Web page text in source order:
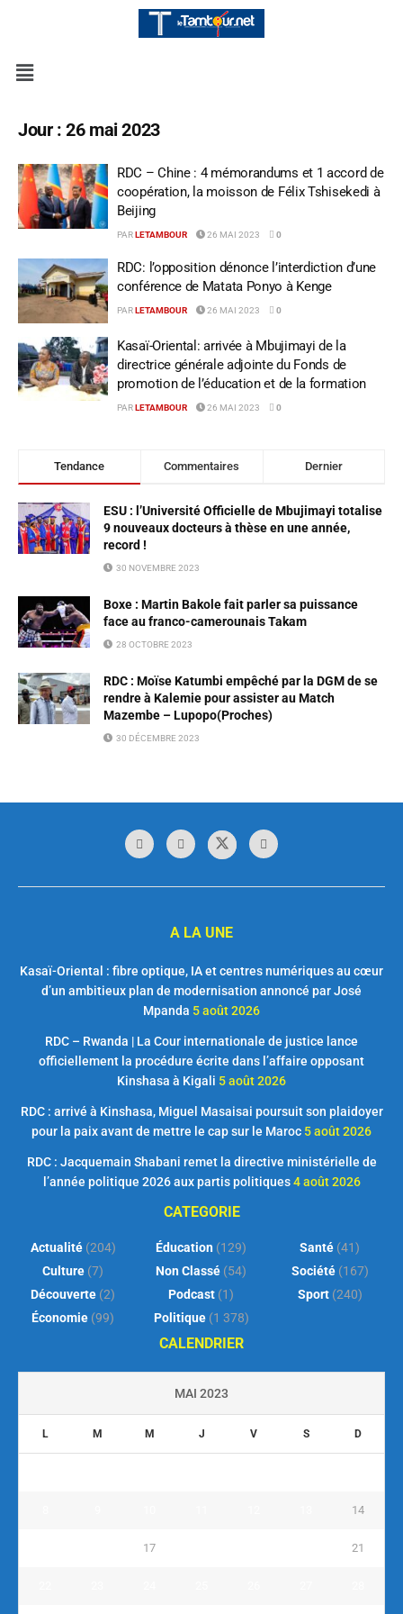
Jour :26 mai 2023
RDC – Chine : 4 mémorandums et 1 accord de
coopération, la moisson de Félix Tshisekedi à
Beijing
PAR LETAMBOUR 26 MAI 2023 0
RDC: l’opposition dénonce l’interdiction d’une
conférence de Matata Ponyo à Kenge
PAR LETAMBOUR 26 MAI 2023 0
Kasaï-Oriental: arrivée à Mbujimayi de la
directrice générale adjointe du Fonds de
promotion de l’éducation et de la formation
PARLETAMBOUR 26 MAI 2023 0
Tendance Commentaires Dernier
ESU : l’Université Officielle de Mbujimayi totalise
9 nouveaux docteurs à thèse en une année,
record !
30 NOVEMBRE 2023
Boxe : Martin Bakole fait parler sa puissance
face au franco-camerounais Takam
28 OCTOBRE 2023
RDC : Moïse Katumbi empêché par la DGM de se
rendre à Kalemie pour assister au Match
Mazembe – Lupopo(Proches)
30 DÉCEMBRE 2023
A LA UNE
Kasaï-Oriental : fibre optique, IA et centres numériques au cœur
d’un ambitieux plan de modernisation annoncé par José
Mpanda 5 août 2026
RDC – Rwanda | La Cour internationale de justice lance
officiellement la procédure écrite dans l’affaire opposant
Kinshasa à Kigali 5 août 2026
RDC : arrivé à Kinshasa, Miguel Masaisai poursuit son plaidoyer
pour la paix avant de mettre le cap sur le Maroc 5 août 2026
RDC : Jacquemain Shabani remet la directive ministérielle de
l’année politique 2026 aux partis politiques 4 août 2026
CATEGORIE
Actualité(204)
Culture (7)
Découverte (2)
Économie (99)
Éducation (129)
Non Classé (54)
Podcast (1)
Politique(1 378)
Santé (41)
Société(167)
Sport(240)
CALENDRIER
MAI 2023
L M M J V S D
14
17 21